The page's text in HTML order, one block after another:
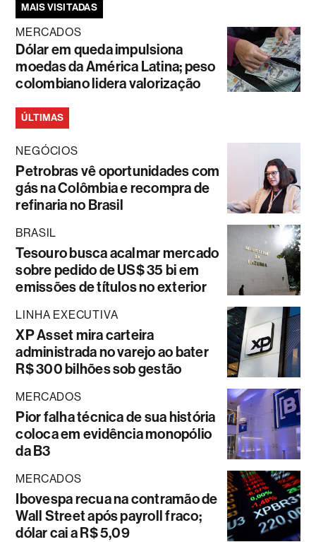
MAIS VISITADAS
MERCADOS
Dólar em queda impulsiona
moedas da América Latina; peso
colombiano lidera valorização
ÚLTIMAS
NEGÓCIOS
Petrobras vê oportunidades com
gás na Colômbia e recompra de
refinaria no Brasil
BRASIL
Tesouro busca acalmar mercado
sobre pedido de US$ 35 bi em
emissões de títulos no exterior
LINHA EXECUTIVA
XP Asset mira carteira
administrada no varejo ao bater
R$ 300 bilhões sob gestão
MERCADOS
Pior falha técnica de sua história
coloca em evidência monopólio
da B3
MERCADOS
Ibovespa recua na contramão de
Wall Street após payroll fraco;
dólar cai a R$ 5,09